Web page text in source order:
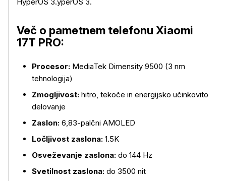
Več o izdelku
Več o pametnem telefonu Xiaomi
17T PRO:
Procesor: MediaTek Dimensity 9500 (3 nm
tehnologija)
Zmogljivost: hitro, tekoče in energijsko učinkovito
delovanje
Zaslon: 6,83-palčni AMOLED
Ločljivost zaslona: 1.5K
Osveževanje zaslona: do 144 Hz
Svetilnost zaslona: do 3500 nit